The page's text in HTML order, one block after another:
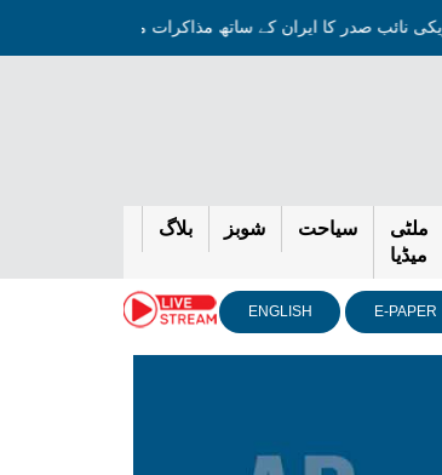
امریکی نائب صدر کا ایران کے ساتھ مذاکرات میں پیشرفت کا
ملٹی
میڈیا
سیاحت شوبز بلاگ
E-PAPER
ENGLISH